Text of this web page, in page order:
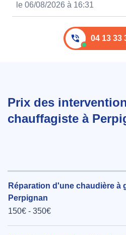
le 06/08/2026 à 16:31
04 13 33
Prix des
chauffagiste à
Réparation d'une chaudière à
Perpignan
150€ - 350€